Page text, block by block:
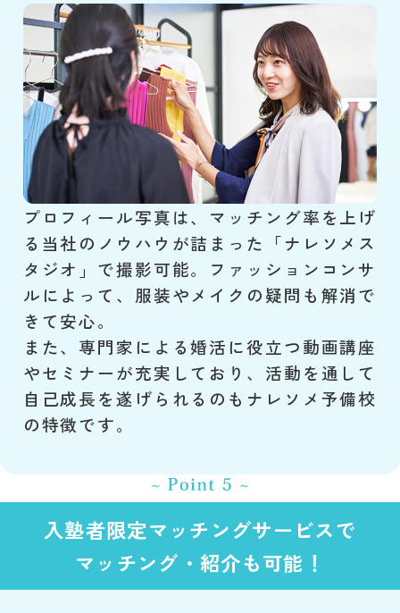
プロフィール写真は、マッチング率を上げ
る当社のノウハウが詰まった「ナレソメス
タジオ」で撮影可能。ファッションコンサ
ルによって、服装やメイクの疑問も解消で
きて安心。
また、専門家による婚活に役立つ動画講座
やセミナーが充実しており、活動を通して
自己成長を遂げられるのもナレソメ予備校
の特徴です。
入塾者限定マッチングサービスで
マッチング・紹介も可能！